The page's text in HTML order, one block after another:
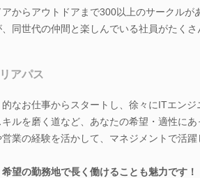
アからアウトドアまで300以上のサークル
同世代の仲間と楽しんでいる社員がたくさ
アパス
なお仕事からスタートし、徐々にITエン
ルを磨く道など、あなたの希望・適性にあ
業の経験を活かして、マネジメントで活躍
望の勤務地で長く働けることも魅力です！